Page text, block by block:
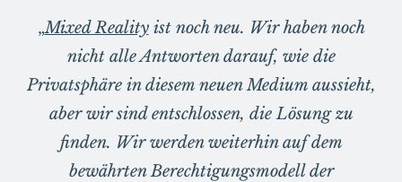
„Mixed Realityist noch neu. Wir haben noch
nicht alle Antworten darauf, wie die
Privatsphäre in diesem neuen Medium aussieht,
aber wir sind entschlossen, die Lösung zu
finden. Wir werden weiterhin auf dem
bewährten Berechtigungsmodell der